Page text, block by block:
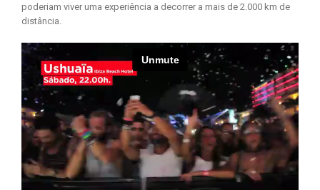
poderiam viver uma experiência a decorrer a mais de 2.000 km de
distância.